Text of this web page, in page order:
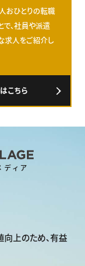
おひとりの転職
で、社員や派遣
求人をご紹介し
こちら
ィア
上のため、有益